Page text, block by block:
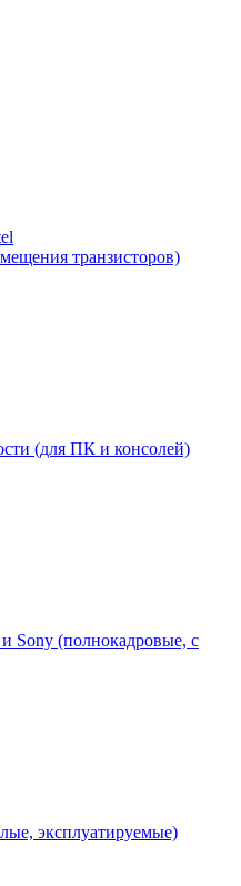
транзисторов)
(для ПК и консолей)
Sony (полнокадровые, с
эксплуатируемые)